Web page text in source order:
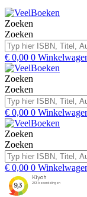
Zoeken
Zoeken
€ 0,00 0
Zoeken
Zoeken
€ 0,00 0
Zoeken
Zoeken
€ 0,00 0